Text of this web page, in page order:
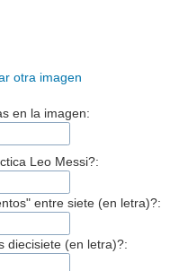
otra imagen
en la imagen:
Leo Messi?:
entre siete (en letra)?:
diecisiete (en letra)?: